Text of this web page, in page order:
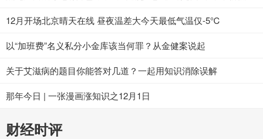
12月开场北京晴天在线 昼夜温差大今天最低气温仅-5℃
以“加班费”名义私分小金库该当何罪？从金健案说起
关于艾滋病的题目你能答对几道？一起用知识消除误解
那年今日 | 一张漫画涨知识之12月1日
财经时评